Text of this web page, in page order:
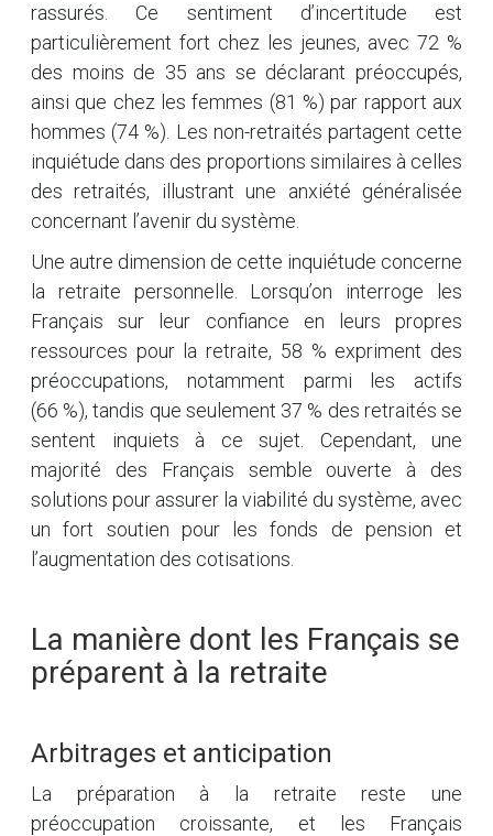
rassurés. Ce sentiment d’incertitude est
particulièrement fort chez les jeunes, avec 72 %
des moins de 35 ans se déclarant préoccupés,
ainsi que chez les femmes (81 %) par rapport aux
hommes (74 %). Les non-retraités partagent cette
inquiétude dans des proportions similaires à celles
des retraités, illustrant une anxiété généralisée
concernant l’avenir du système.
Une autre dimension de cette inquiétude concerne
la retraite personnelle. Lorsqu’on interroge les
Français sur leur confiance en leurs propres
ressources pour la retraite, 58 % expriment des
préoccupations, notamment parmi les actifs
(66 %), tandis que seulement 37 % des retraités se
sentent inquiets à ce sujet. Cependant, une
majorité des Français semble ouverte à des
solutions pour assurer la viabilité du système, avec
un fort soutien pour les fonds de pension et
l’augmentation des cotisations.
La manière dont les Français se
préparent à la retraite
Arbitrages et anticipation
La préparation à la retraite reste une
préoccupation croissante, et les Français